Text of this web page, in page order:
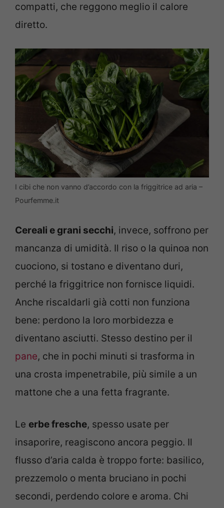
compatti, che reggono meglio il calore
diretto.
I cibi che non vanno d’accordo con la friggitrice ad aria –
Pourfemme.it
Cereali e grani secchi, invece, soffrono per
mancanza di umidità. Il riso o la quinoa non
cuociono, si tostano e diventano duri,
perché la friggitrice non fornisce liquidi.
Anche riscaldarli già cotti non funziona
bene: perdono la loro morbidezza e
diventano asciutti. Stesso destino per il
pane, che in pochi minuti si trasforma in
una crosta impenetrabile, più simile a un
mattone che a una fetta fragrante.
Le erbe fresche, spesso usate per
insaporire, reagiscono ancora peggio. Il
flusso d’aria calda è troppo forte: basilico,
prezzemolo o menta bruciano in pochi
secondi, perdendo colore e aroma. Chi